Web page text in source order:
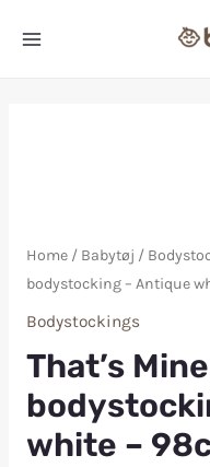
Home/ Babytøj /
bodystocking – Antique
Bodystockings
That’s
white –